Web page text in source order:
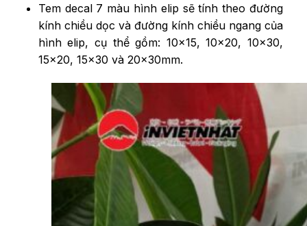
Tem decal 7 màu hình elip sẽ tính theo đường
kính chiều dọc và đường kính chiều ngang của
hình elip, cụ thể gồm: 10×15, 10×20, 10×30,
15×20, 15×30 và 20x30mm.